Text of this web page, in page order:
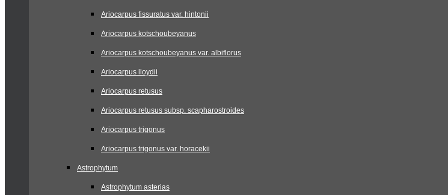
Ariocarpus fissuratus var. hintonii
Ariocarpus kotschoubeyanus
Ariocarpus kotschoubeyanus var. albiflorus
Ariocarpus lloydii
Ariocarpus retusus
Ariocarpus retusus subsp. scapharostroides
Ariocarpus trigonus
Ariocarpus trigonus var. horacekii
Astrophytum
Astrophytum asterias